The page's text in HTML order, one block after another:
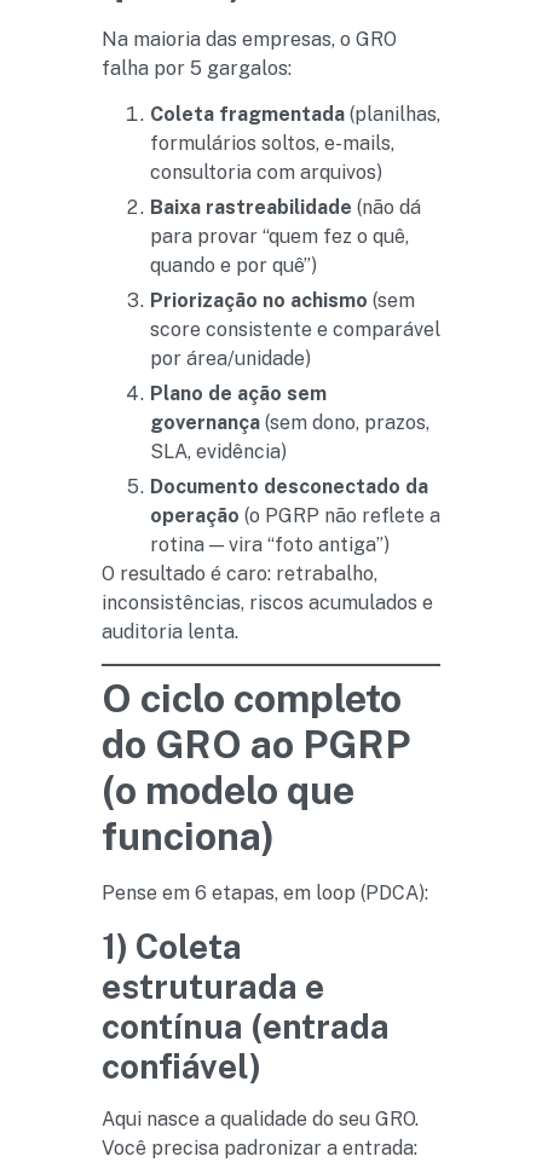
Na maioria das empresas, o GRO
falha por 5 gargalos:
Coleta fragmentada (planilhas,
formulários soltos, e-mails,
consultoria com arquivos)
Baixa rastreabilidade (não dá
para provar “quem fez o quê,
quando e por quê”)
Priorização no achismo (sem
score consistente e comparável
por área/unidade)
Plano de ação sem
governança (sem dono, prazos,
SLA, evidência)
Documento desconectado da
operação (o PGRP não reflete a
rotina — vira “foto antiga”)
O resultado é caro: retrabalho,
inconsistências, riscos acumulados e
auditoria lenta.
O ciclo completo
do GRO ao PGRP
(o modelo que
funciona)
Pense em 6 etapas, em loop (PDCA):
1) Coleta
estruturada e
contínua (entrada
confiável)
Aqui nasce a qualidade do seu GRO.
Você precisa padronizar a entrada: